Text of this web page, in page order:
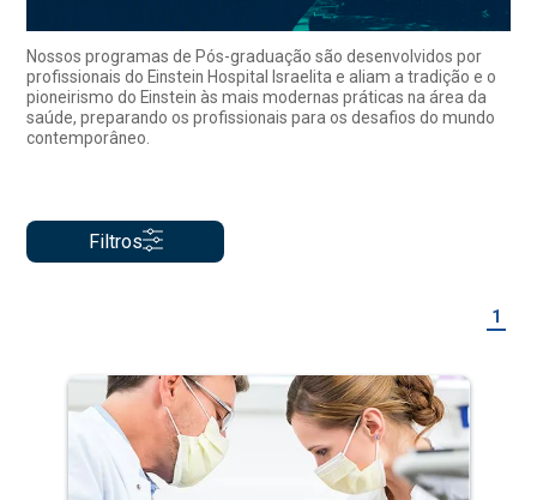
Nossos programas de Pós-graduação são desenvolvidos por
profissionais do Einstein Hospital Israelita e aliam a tradição e o
pioneirismo do Einstein às mais modernas práticas na área da
saúde, preparando os profissionais para os desafios do mundo
contemporâneo.
Filtros
1